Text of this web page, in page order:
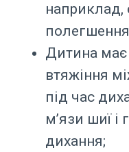
наприклад,
Дитина має
втяжіння
під час
м’язи шиї і
дихання;